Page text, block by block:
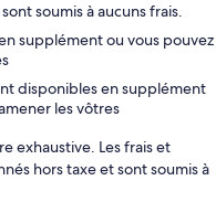
soumis à aucuns frais.
supplément ou vous pouvez
disponibles en supplément
les vôtres
exhaustive. Les frais et
hors taxe et sont soumis à